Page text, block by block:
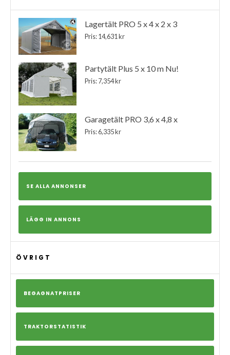
Lagertält PRO 5 x 4 x 2 x 3
Pris: 14,631 kr
Partytält Plus 5 x 10 m Nu!
Pris: 7,354 kr
Garagetält PRO 3,6 x 4,8 x
Pris: 6,335 kr
SE ALLA ANNONSER
LÄGG IN ANNONS
ÖVRIGT
BEGAGNATPRISER
TRAKTORSTATISTIK